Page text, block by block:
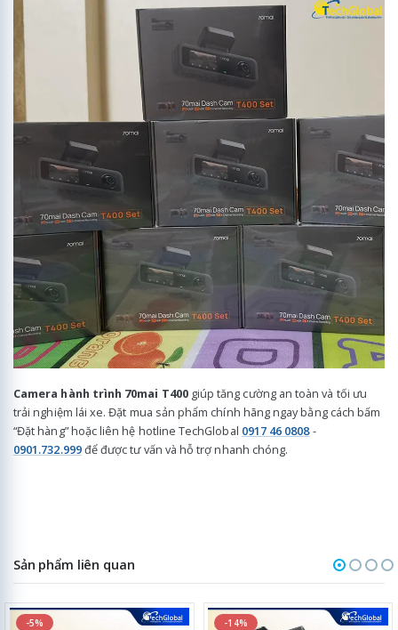
Camera hành trình 70mai T400giúp tăng cường an toàn và tối ưu
trải nghiệm lái xe. Đặt mua sản phẩm chính hãng ngay bằng cách bấm
“Đặt hàng” hoặc liên hệ hotline TechGlobal 0917 46 0808-
0901.732.999để được tư vấn và hỗ trợ nhanh chóng.
Sản phẩm liên quan
-5% -14%